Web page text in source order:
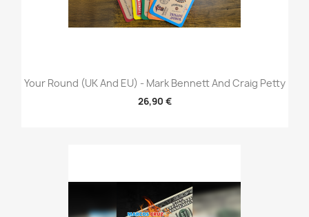
Your Round (UK And EU) - Mark Bennett And Craig Petty
26,90 €